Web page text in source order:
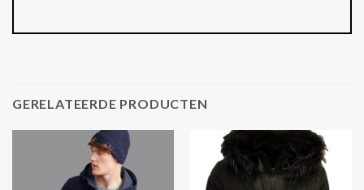
GERELATEERDE PRODUCTEN